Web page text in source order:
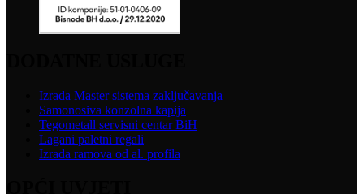
Izrada Master sistema zaključavanja
Samonosiva konzolna kapija
Tegometall servisni centar BiH
Lagani paletni regali
Izrada ramova od al. profila